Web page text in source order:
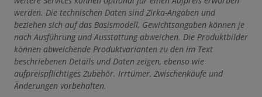
werden. Die technischen Daten sind Zirka-Angaben und
beziehen sich auf das Basismodell, Gewichtsangaben können je
nach Ausführung und Ausstattung abweichen. Die Produktbilder
können abweichende Produktvarianten zu den im Text
beschriebenen Details und Daten zeigen, ebenso wie
aufpreispflichtiges Zubehör. Irrtümer, Zwischenkäufe und
Änderungen vorbehalten.